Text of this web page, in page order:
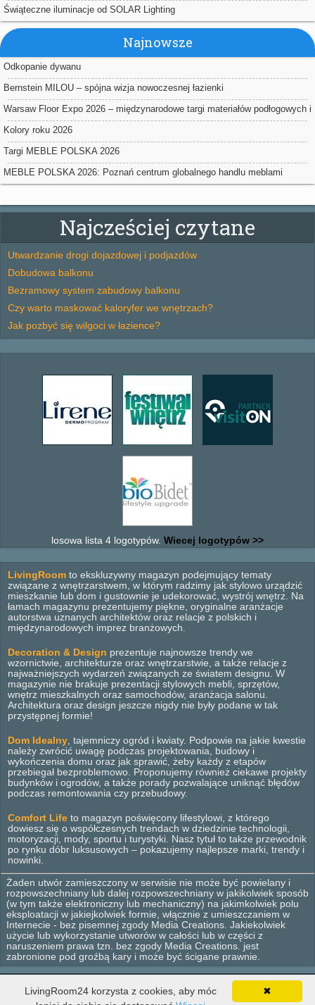
Świąteczne iluminacje od SOLAR Lighting
Najnowsze
Odkopanie dywanu
Bernstein MILOU – spójna wizja nowoczesnej łazienki
Warsaw Floor Expo 2026 – międzynarodowe targi materiałów podłogowych i
powierzchniowych w Nadarzynie
Kolory roku 2026
Targi MEBLE POLSKA 2026
MEBLE POLSKA 2026: Poznań centrum globalnego handlu meblami
Najcześciej czytane
Utwardzanie drogi dojazdowej i podjazdów
Dobudowa balkonu
Bezramowy system zabudowy balkonu
Czy warto maskować kaloryfer we wnętrzach?
Jak pozbyć się wilgoci w łazience?
losowa lista 4 logotypów. Wiecej logotypów >>
LivingRoom to ekskluzywny magazyn podejmujący tematy
związane z wnętrzarstwem, w którym radzimy jak stylowo urządzić
mieszkanie lub dom i gustownie je udekorować, wystrój wnętrz. Na
łamach magazynu prezentujemy piękne, oryginalne aranżacje
autorstwa uznanych architektów oraz relacje z polskich i
międzynarodowych imprez branżowych.
Decoration & Design prezentuje najnowsze trendy we
wzornictwie, architekturze oraz wnętrzarstwie, a także relacje z
najważniejszych wydarzeń związanych ze światem designu. W
magazynie nie brakuje prezentacji stylowych mebli, sprzętów,
wnętrz mieszkalnych oraz samochodów, aranżacja salonu.
Architektura oraz design jeszcze nigdy nie były podane w tak
przystępnej formie!
Dom Idealny , tajemniczy ogród i kwiaty. Podpowie na jakie kwestie
należy zwrócić uwagę podczas projektowania, budowy i
wykończenia domu oraz jak sprawić, żeby każdy z etapów
przebiegał bezproblemowo. Proponujemy również ciekawe projekty
budynków i ogrodów, a także porady pozwalające uniknąć błędów
podczas remontowania czy przebudowy.
Comfort Life to magazyn poświęcony lifestylowi, z którego
dowiesz się o współczesnych trendach w dziedzinie technologii,
motoryzacji, mody, sportu i turystyki. Nasz tytuł to także przewodnik
po rynku dóbr luksusowych – pokazujemy najlepsze marki, trendy i
nowinki.
Żaden utwór zamieszczony w serwisie nie może być powielany i
rozpowszechniany lub dalej rozpowszechniany w jakikolwiek sposób
(w tym także elektroniczny lub mechaniczny) na jakimkolwiek polu
eksploatacji w jakiejkolwiek formie, włącznie z umieszczaniem w
Internecie - bez pisemnej zgody Media Creations. Jakiekolwiek
użycie lub wykorzystanie utworów w całości lub w części z
naruszeniem prawa tzn. bez zgody Media Creations. jest
zabronione pod groźbą kary i może być ścigane prawnie.
© 2012 - 2026 Media Creations. Wszelkie prawa zastrzeżone.
✖
LivingRoom24 korzysta z cookies, aby móc